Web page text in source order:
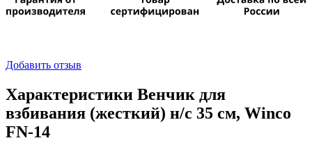
с
FN-
Добавить отзыв
Характеристики Венчик для
взбивания (жесткий) н/с 35 см, Winco
FN-14